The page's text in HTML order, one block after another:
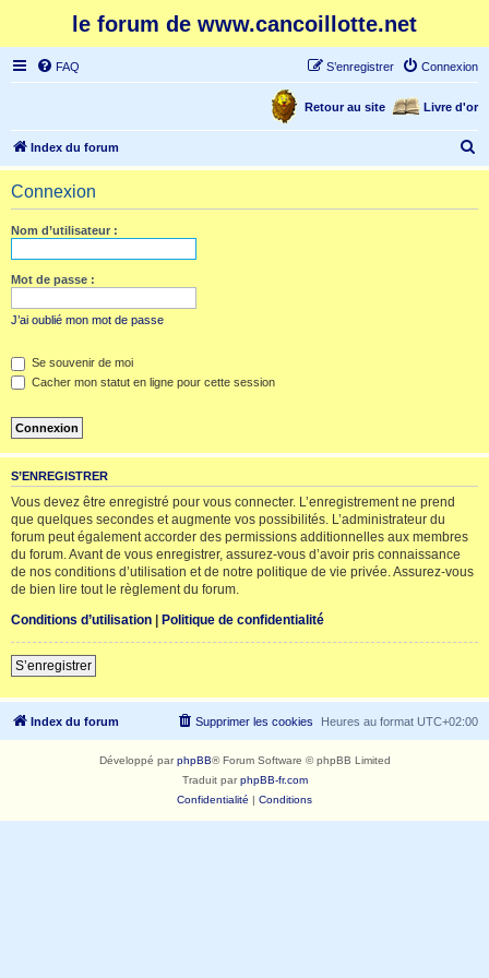
le forum de www.cancoillotte.net
FAQ Connexion
S’enregistrer
Livre d'or
Retour au site
Index du forum
e
Connexion
Nom d’utilisateur :
Mot de passe :
J’ai oublié mon mot de passe
Se souvenir de moi
Cacher mon statut en ligne pour cette session
S’ENREGISTRER
Vous devez être enregistré pour vous connecter. L’enregistrement ne prend
que quelques secondes et augmente vos possibilités. L’administrateur du
forum peut également accorder des permissions additionnelles aux membres
du forum. Avant de vous enregistrer, assurez-vous d’avoir pris connaissance
de nos conditions d’utilisation et de notre politique de vie privée. Assurez-vous
de bien lire tout le règlement du forum.
Conditions d’utilisation | Politique de confidentialité
S’enregistrer
Index du forum Heures au format UTC+02:00
Supprimer les cookies
Développé parphpBB® Forum Software © phpBB Limited
Traduit parphpBB-fr.com
Confidentialité | Conditions